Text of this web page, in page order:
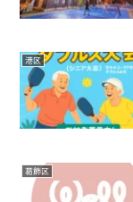
港区
葛飾区